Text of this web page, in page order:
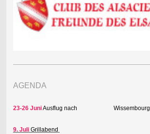
AGENDA
23-26 JuniAusflug nach Wissembourg
9. Juli Grillabend